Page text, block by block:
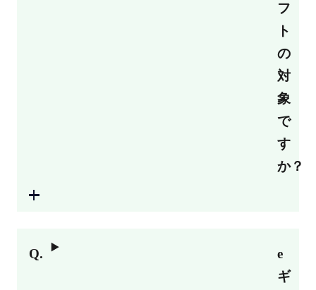
フ
ト
の
対
象
で
す
か？
e
ギ